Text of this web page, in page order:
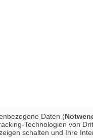
Daten (
Technologien von
schalten und Ihre